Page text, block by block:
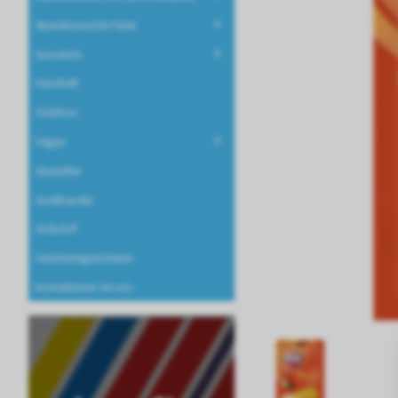
Skandinavische Feste
Souvenirs
Haushalt
Outdoor
Vegan
Glutenfrei
Großhandel
AUSLAUF
Geschenkgutscheine
Kontaktieren Sie uns